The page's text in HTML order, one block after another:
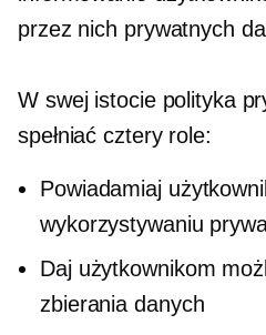
przez nich prywatnych
W swej istocie polityka
spełniać cztery role:
Powiadamiaj
wykorzystywaniu
Daj użytkownikom
zbierania danych